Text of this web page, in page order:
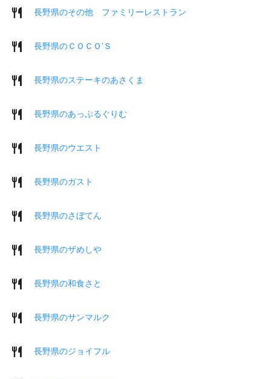
長野県のその他 ファミリーレストラン
長野県のＣＯＣＯ’Ｓ
長野県のステーキのあさくま
長野県のあっぷるぐりむ
長野県のウエスト
長野県のガスト
長野県のさぼてん
長野県のザめしや
長野県の和食さと
長野県のサンマルク
長野県のジョイフル